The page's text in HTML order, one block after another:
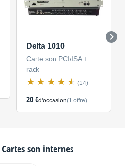
Delta 1010
Carte son PCI/ISA +
rack
(14)
20 €d'occasion(1 offre)
Cartes son internes